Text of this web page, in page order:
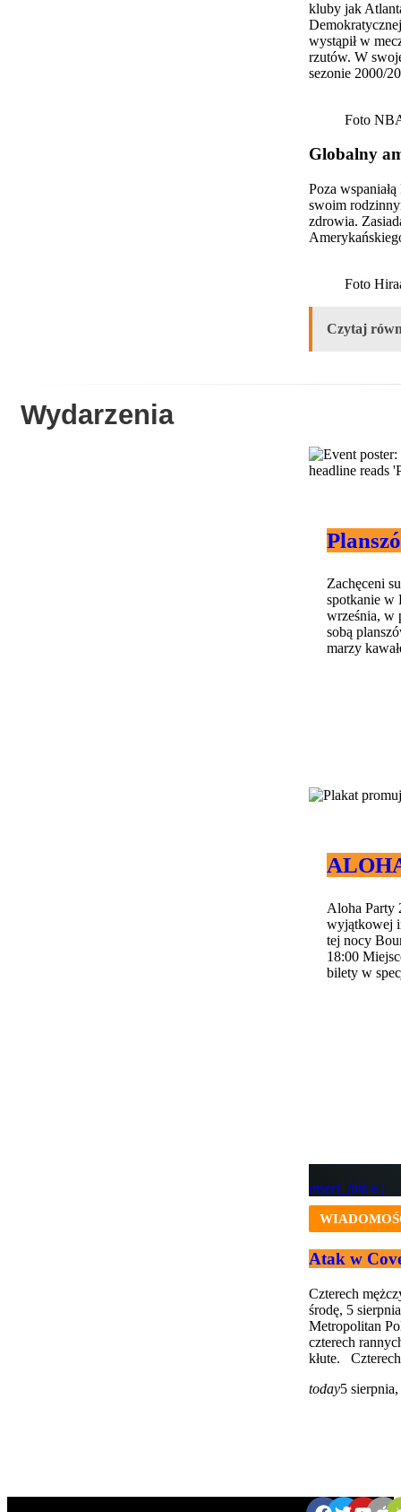
kluby jak
wystąpił w
rzutów. W
sezonie 2000/
Foto
Globalny
Poza
swoim
zdrowia.
Foto
Czytaj
Wydarzenia
Zachęceni
spotkanie w
września, w
sobą
marzy
Aloha Party
wyjątkowej
tej nocy
18:00
bilety w
insert_link
Atak w
Czterech
środę, 5
Metropolitan
czterech
kłute.
today5